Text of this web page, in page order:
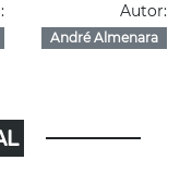
Autor:
André Almenara